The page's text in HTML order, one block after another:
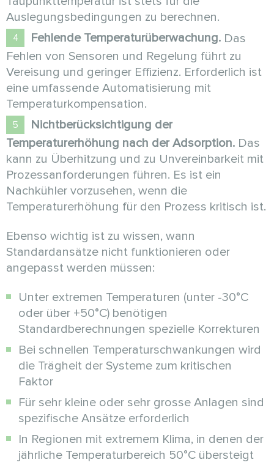
Auslegungsbedingungen zu berechnen.
Fehlende Temperaturüberwachung. Das
Fehlen von Sensoren und Regelung führt zu
Vereisung und geringer Effizienz. Erforderlich ist
eine umfassende Automatisierung mit
Temperaturkompensation.
Nichtberücksichtigung der
Temperaturerhöhung nach der Adsorption. Das
kann zu Überhitzung und zu Unvereinbarkeit mit
Prozessanforderungen führen. Es ist ein
Nachkühler vorzusehen, wenn die
Temperaturerhöhung für den Prozess kritisch ist.
Ebenso wichtig ist zu wissen, wann
Standardansätze nicht funktionieren oder
angepasst werden müssen:
Unter extremen Temperaturen (unter -30°C
oder über +50°C) benötigen
Standardberechnungen spezielle Korrekturen
Bei schnellen Temperaturschwankungen wird
die Trägheit der Systeme zum kritischen
Faktor
Für sehr kleine oder sehr grosse Anlagen sind
spezifische Ansätze erforderlich
In Regionen mit extremem Klima, in denen der
jährliche Temperaturbereich 50°C übersteigt